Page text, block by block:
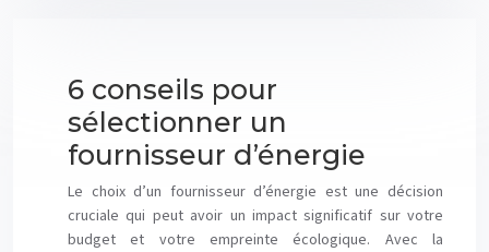
6 conseils pour
sélectionner un
fournisseur d’énergie
Le choix d’un fournisseur d’énergie est une décision
cruciale qui peut avoir un impact significatif sur votre
budget et votre empreinte écologique. Avec la